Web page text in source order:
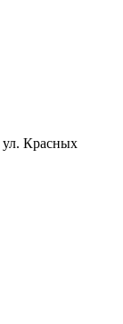
ул. Красных